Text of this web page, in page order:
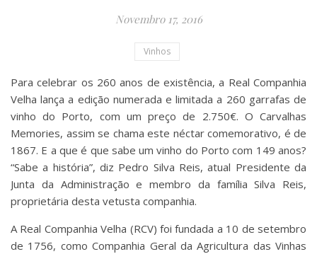
Novembro 17, 2016
Vinhos
Para celebrar os 260 anos de existência, a Real Companhia
Velha lança a edição numerada e limitada a 260 garrafas de
vinho do Porto, com um preço de 2.750€. O Carvalhas
Memories, assim se chama este néctar comemorativo, é de
1867. E a que é que sabe um vinho do Porto com 149 anos?
“Sabe a história”, diz Pedro Silva Reis, atual Presidente da
Junta da Administração e membro da família Silva Reis,
proprietária desta vetusta companhia.
A Real Companhia Velha (RCV) foi fundada a 10 de setembro
de 1756, como Companhia Geral da Agricultura das Vinhas